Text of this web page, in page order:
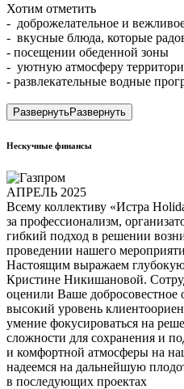
Хотим отметить
- доброжелательное и
- вкусные блюда, которые
- посещении обеденной зоны
- уютную атмосферу
- развлекательные водные
РазвернутьРазвернуть
Нескучные финансы
АПРЕЛЬ 2025
Всему коллективу «Истра
за профессионализм,
гибкий подход в решении
проведении нашего
Настоящим выражаем
Кристине Никишановой.
оценили Ваше добросовестное
высокий уровень
умение фокусироваться на
сложности для сохранения и
и комфортной атмосферы на
надеемся на дальнейшую
в последующих